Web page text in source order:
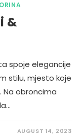
&
spoje elegancije
stilu, mjesto koje
Na obroncima
AUGUST 14, 2023